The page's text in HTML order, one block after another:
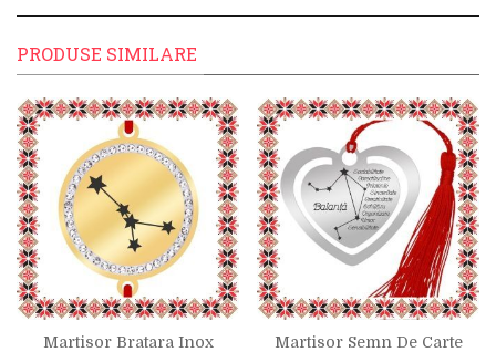
PRODUSE SIMILARE
Martisor Bratara Inox
Martisor Semn De Carte